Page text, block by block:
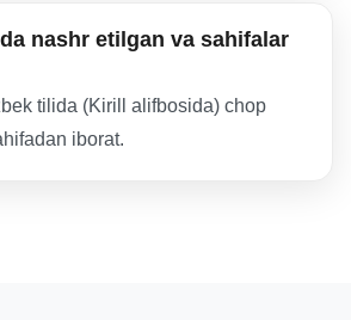
nashr etilgan va sahifalar
tilida (Kirill alifbosida) chop
iborat.